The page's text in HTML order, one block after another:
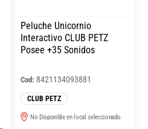
Peluche Unicornio
Interactivo CLUB PETZ
Posee +35 Sonidos
Cod: 8421134093881
CLUB PETZ
No Disponible en local seleccionado